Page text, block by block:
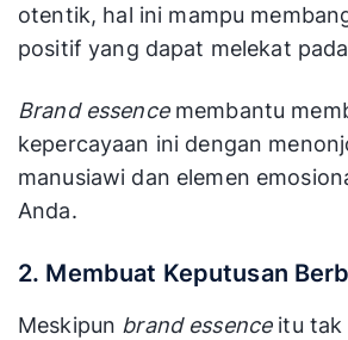
otentik, hal ini mampu
positif yang dapat melekat
Brand essence membantu
kepercayaan ini dengan
manusiawi dan elemen
Anda.
2. Membuat Keputusan
Meskipun brand essence itu tak